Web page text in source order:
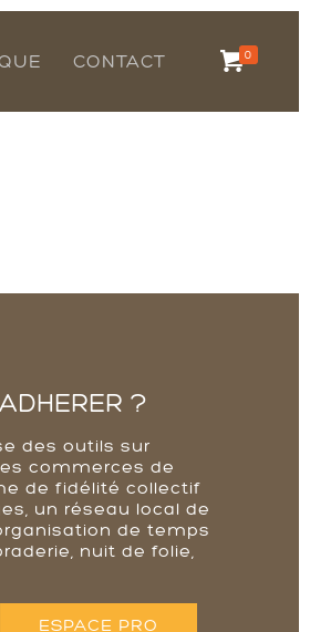
CONTACT 0
?
des outils sur
commerces de
de fidélité collectif
un réseau local de
de temps
nuit de folie,
ESPACE PRO